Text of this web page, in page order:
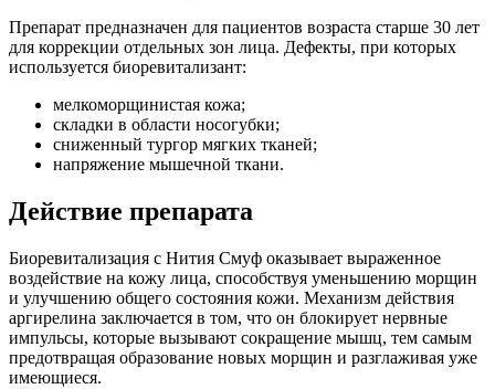
Препарат предназначен для пациентов возраста старше 30 лет
для коррекции отдельных зон лица. Дефекты, при которых
используется биоревитализант:
мелкоморщинистая кожа;
складки в области носогубки;
сниженный тургор мягких тканей;
напряжение мышечной ткани.
Действие препарата
Биоревитализация с Нития Смуф оказывает выраженное
воздействие на кожу лица, способствуя уменьшению морщин
и улучшению общего состояния кожи. Механизм действия
аргирелина заключается в том, что он блокирует нервные
импульсы, которые вызывают сокращение мышц, тем самым
предотвращая образование новых морщин и разглаживая уже
имеющиеся.